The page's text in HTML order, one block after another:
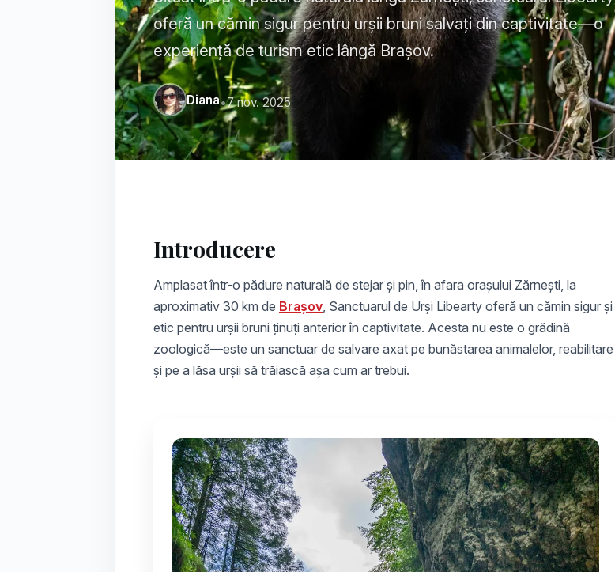
oferă un cămin sigur pentru urșii bruni salvați din captivitate—o
experiență de turism etic lângă Brașov.
Diana•7 nov. 2025
Introducere
Amplasat într-o pădure naturală de stejar și pin, în afara orașului Zărnești, la
aproximativ 30 km de Brașov, Sanctuarul de Urși Libearty oferă un cămin sigur și
etic pentru urșii bruni ținuți anterior în captivitate. Acesta nu este o grădină
zoologică—este un sanctuar de salvare axat pe bunăstarea animalelor, reabilitare
și pe a lăsa urșii să trăiască așa cum ar trebui.